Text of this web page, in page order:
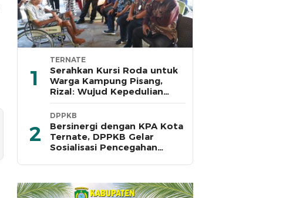
1
TERNATE
Serahkan Kursi Roda untuk
Warga Kampung Pisang,
Rizal: Wujud Kepedulian
Pemkot dan Baznas Ternate
2
DPPKB
Bersinergi dengan KPA Kota
Ternate, DPPKB Gelar
Sosialisasi Pencegahan